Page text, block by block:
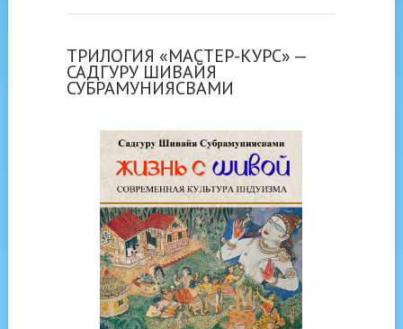
ТРИЛОГИЯ «МАСТЕР-КУРС» —
САДГУРУ ШИВАЙЯ
СУБРАМУНИЯСВАМИ